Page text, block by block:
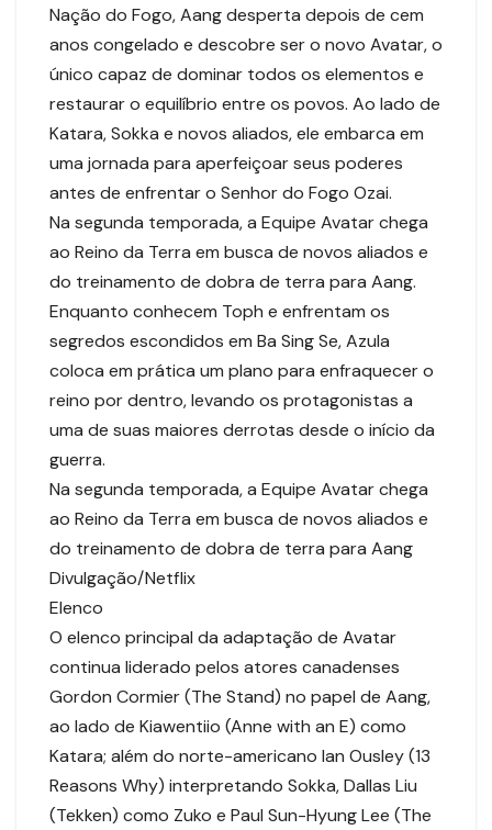
Nação do Fogo, Aang desperta depois de cem
anos congelado e descobre ser o novo Avatar, o
único capaz de dominar todos os elementos e
restaurar o equilíbrio entre os povos. Ao lado de
Katara, Sokka e novos aliados, ele embarca em
uma jornada para aperfeiçoar seus poderes
antes de enfrentar o Senhor do Fogo Ozai.
Na segunda temporada, a Equipe Avatar chega
ao Reino da Terra em busca de novos aliados e
do treinamento de dobra de terra para Aang.
Enquanto conhecem Toph e enfrentam os
segredos escondidos em Ba Sing Se, Azula
coloca em prática um plano para enfraquecer o
reino por dentro, levando os protagonistas a
uma de suas maiores derrotas desde o início da
guerra.
Na segunda temporada, a Equipe Avatar chega
ao Reino da Terra em busca de novos aliados e
do treinamento de dobra de terra para Aang
Divulgação/Netflix
Elenco
O elenco principal da adaptação de Avatar
continua liderado pelos atores canadenses
Gordon Cormier (The Stand) no papel de Aang,
ao lado de Kiawentiio (Anne with an E) como
Katara; além do norte-americano Ian Ousley (13
Reasons Why) interpretando Sokka, Dallas Liu
(Tekken) como Zuko e Paul Sun-Hyung Lee (The